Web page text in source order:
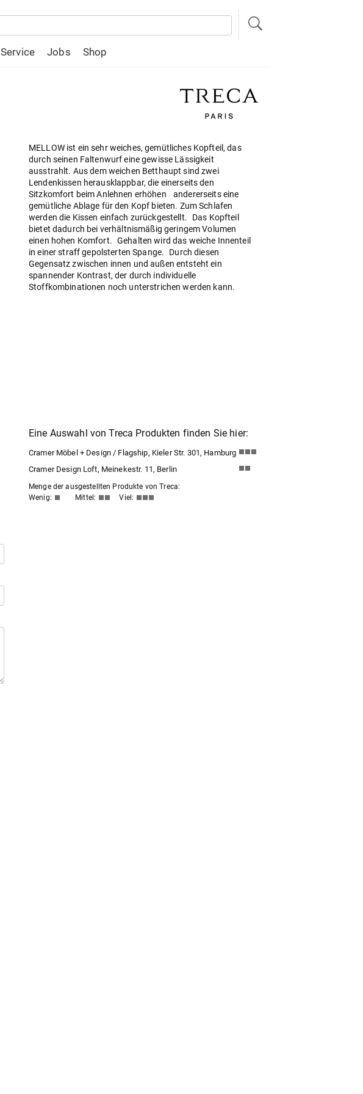
Service Jobs Shop
MELLOW ist ein sehr weiches, gemütliches Kopfteil, das
durch seinen Faltenwurf eine gewisse Lässigkeit
ausstrahlt. Aus dem weichen Betthaupt sind zwei
Lendenkissen herausklappbar, die einerseits den
Sitzkomfort beim Anlehnen erhöhen andererseits eine
gemütliche Ablage für den Kopf bieten. Zum Schlafen
werden die Kissen einfach zurückgestellt. Das Kopfteil
bietet dadurch bei verhältnismäßig geringem Volumen
einen hohen Komfort. Gehalten wird das weiche Innenteil
in einer straff gepolsterten Spange. Durch diesen
Gegensatz zwischen innen und außen entsteht ein
spannender Kontrast, der durch individuelle
Stoffkombinationen noch unterstrichen werden kann.
Eine Auswahl von Treca Produkten finden Sie hier:
Cramer Möbel + Design / Flagship, Kieler Str. 301, Hamburg
Cramer Design Loft, Meinekestr. 11, Berlin
Menge der ausgestellten Produkte von Treca:
Wenig:
Mittel: Viel: